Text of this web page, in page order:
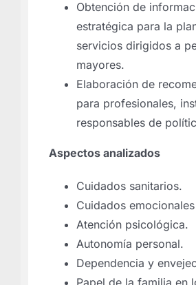
Obtención de
estratégica para la
servicios dirigidos a
mayores.
Elaboración de
para profesionales,
responsables de
Aspectos analizados
Cuidados sanitarios.
Cuidados
Atención psicológica.
Autonomía personal.
Dependencia y